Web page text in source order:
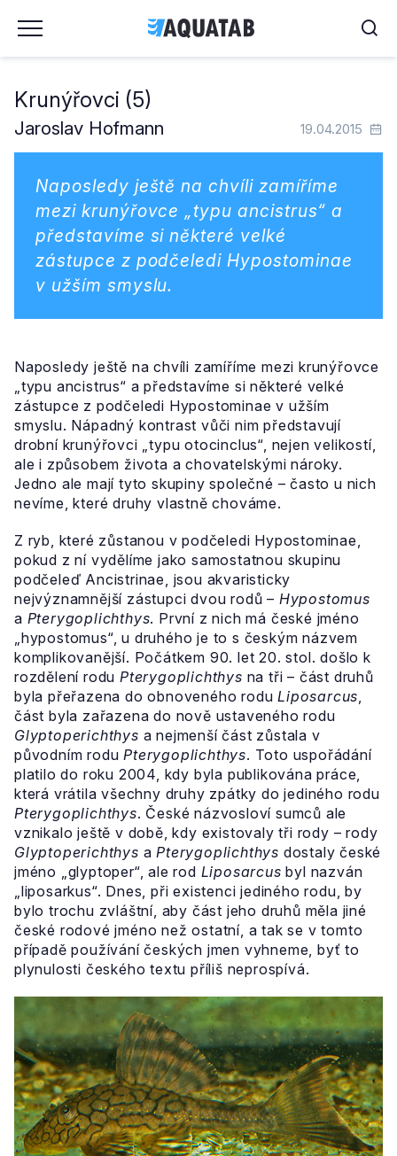
Krunýřovci (5)
Jaroslav Hofmann 19.04.2015
Naposledy ještě na chvíli zamíříme
mezi krunýřovce „typu ancistrus“ a
představíme si některé velké
zástupce z podčeledi Hypostominae
v užším smyslu.
Naposledy ještě na chvíli zamíříme mezi krunýřovce
„typu ancistrus“ a představíme si některé velké
zástupce z podčeledi Hypostominae v užším
smyslu. Nápadný kontrast vůči nim představují
drobní krunýřovci „typu otocinclus“, nejen velikostí,
ale i způsobem života a chovatelskými nároky.
Jedno ale mají tyto skupiny společné – často u nich
nevíme, které druhy vlastně chováme.
Z ryb, které zůstanou v podčeledi Hypostominae,
pokud z ní vydělíme jako samostatnou skupinu
podčeleď Ancistrinae, jsou akvaristicky
nejvýznamnější zástupci dvou rodů – Hypostomus
a Pterygoplichthys. První z nich má české jméno
„hypostomus“, u druhého je to s českým názvem
komplikovanější. Počátkem 90. let 20. stol. došlo k
rozdělení rodu Pterygoplichthys na tři – část druhů
byla přeřazena do obnoveného roduLiposarcus,
část byla zařazena do nově ustaveného rodu
Glyptoperichthys a nejmenší část zůstala v
původním roduPterygoplichthys. Toto uspořádání
platilo do roku 2004, kdy byla publikována práce,
která vrátila všechny druhy zpátky do jediného rodu
Pterygoplichthys. České názvosloví sumců ale
vznikalo ještě v době, kdy existovaly tři rody – rody
Glyptoperichthys aPterygoplichthys dostaly české
jméno „glyptoper“, ale rod Liposarcus byl nazván
„liposarkus“. Dnes, při existenci jediného rodu, by
bylo trochu zvláštní, aby část jeho druhů měla jiné
české rodové jméno než ostatní, a tak se v tomto
případě používání českých jmen vyhneme, byť to
plynulosti českého textu příliš neprospívá.